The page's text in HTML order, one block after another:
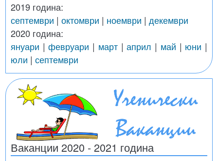
2019 година:
септември | октомври | ноември | декември
2020 година:
януари |февруари | март|април | май | юни |
юли | септември
Ваканции 2020 - 2021 година